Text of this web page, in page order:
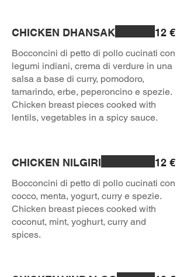
CHICKEN DHANSAK
Bocconcini di petto di pollo cucinati con
legumi indiani, crema di verdure in una
salsa a base di curry, pomodoro,
tamarindo, erbe, peperoncino e spezie.
Chicken breast pieces cooked with
lentils, vegetables in a spicy sauce.
12 €
CHICKEN NILGIRI
Bocconcini di petto di pollo cucinati con
cocco, menta, yogurt, curry e spezie.
Chicken breast pieces cooked with
coconut, mint, yoghurt, curry and
spices.
12 €